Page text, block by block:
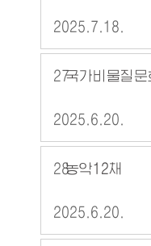
2025.7.18.
27국가비물질
2025.6.20.
28농악12채
2025.6.20.